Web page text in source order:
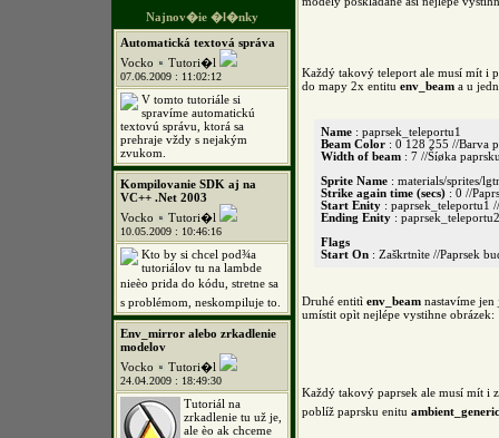
Najnov�ie �l�nky
Automatická textová správa
Vocko
Tutori�l
07.06.2009 : 11:02:12
V tomto tutoriále si
spravíme automatickú
textovú správu, ktorá sa
prehraje vždy s nejakým
zvukom.
Kompilovanie SDK aj na
VC++ .Net 2003
Vocko
Tutori�l
10.05.2009 : 10:46:16
Kto by si chcel pod¾a
tutoriálov tu na lambde
nieèo prida do kódu, stretne sa
s problémom, neskompiluje to.
Env_mirror alebo zrkadlenie
modelov
Vocko
Tutori�l
24.04.2009 : 18:49:30
Tutoriál na
zrkadlenie tu už je,
ale èo ak chceme
Každý takový teleport ale musí mít i
do mapy 2x entitu env_beam a u
Name : paprsek_teleportu1
Beam Color : 0 128 255 //Barva
Width of beam : 7 //Šíøka
Sprite Name : materials/sprites/
Strike again time (secs) : 0 //
Start Enity : paprsek_teleportu1
Ending Enity :
Flags
Start On : Zaškrtnìte //Paprsek
Druhé entitì env_beam nastavíme
umístit opìt nejlépe vystihne obrázek:
Každý takový paprsek ale musí mít i
poblíž paprsku enitu ambient_generic